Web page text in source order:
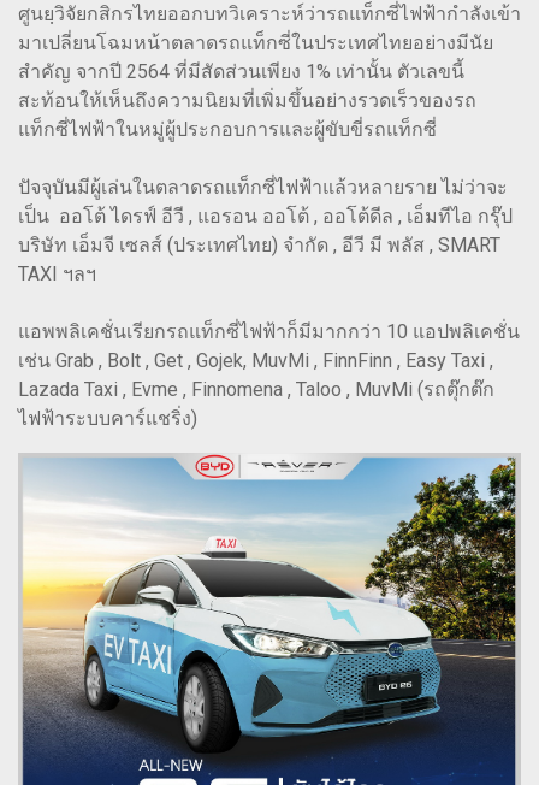
ศูนยฺวิจัยกสิกรไทยออกบทวิเคราะห์ว่ารถแท็กซี่ไฟฟ้ากำลังเข้า
มาเปลี่ยนโฉมหน้าตลาดรถแท็กซี่ในประเทศไทยอย่างมีนัย
สำคัญ จากปี 2564 ที่มีสัดส่วนเพียง 1% เท่านั้น ตัวเลขนี้
สะท้อนให้เห็นถึงความนิยมที่เพิ่มขึ้นอย่างรวดเร็วของรถ
แท็กซี่ไฟฟ้าในหมู่ผู้ประกอบการและผู้ขับขี่รถแท็กซี่
ปัจจุบันมีผู้เล่นในตลาดรถแท็กซี่ไฟฟ้าแล้วหลายราย ไม่ว่าจะ
เป็น ออโต้ ไดรฟ์ อีวี , แอรอน ออโต้ , ออโต้ดีล , เอ็มทีไอ กรุ๊ป
บริษัท เอ็มจี เซลส์ (ประเทศไทย) จำกัด , อีวี มี พลัส , SMART
TAXI ฯลฯ
แอพพลิเคชั่นเรียกรถแท็กซี่ไฟฟ้าก็มีมากกว่า 10 แอปพลิเคชั่น
เช่น Grab , Bolt , Get , Gojek, MuvMi , FinnFinn , Easy Taxi ,
Lazada Taxi , Evme , Finnomena , Taloo , MuvMi (รถตุ๊กต๊ก
ไฟฟ้าระบบคาร์แชริ่ง)